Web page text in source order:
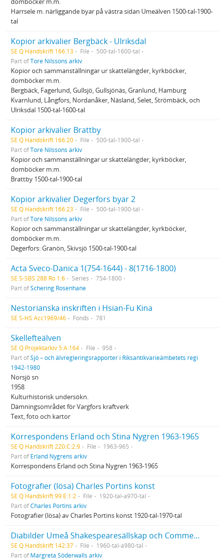
Harrsele m. närliggande byar på västra sidan Umeälven 1500-tal-1900-
tal
Kopior arkivalier Bergbäck - Ulriksdal
SE Q Handskrift 166:13 File
500-tal-1600-tal
Part ofTore Nilssons arkiv
Kopior och sammanställningar ur skattelängder, kyrkböcker,
domböcker m.m.
Bergbäck, Fagerlund, Gullsjö, Gullsjönäs, Granlund, Hamburg
Kvarnlund, Långfors, Nordanåker, Näsland, Selet, Strömbäck, och
Ulriksdal 1500-tal-1600-tal
Kopior arkivalier Brattby
SE Q Handskrift 166:20 File
500-tal-1900-tal
Part ofTore Nilssons arkiv
Kopior och sammanställningar ur skattelängder, kyrkböcker,
domböcker m.m.
Brattby 1500-tal-1900-tal
Kopior arkivalier Degerfors byar 2
SE Q Handskrift 166:23 File
500-tal-1900-tal
Part ofTore Nilssons arkiv
Kopior och sammanställningar ur skattelängder, kyrkböcker,
domböcker m.m.
Degerfors: Granön, Skivsjö 1500-tal-1900-tal
Acta Sveco-Danica 1(754-1644) - 8(1716-1800)
SE S-SBS 288 Ro 1:6 Series
754-1800
Part ofSchering Rosenhane
Nestorianska inskriften i Hsian-Fu Kina
SE S-HS Acc1969/46 Fonds 781
Skellefteälven
SE Q Projektarkiv 5:A:164 File
958
Part ofSjö – och älvregleringsrapporter i Riksantikvarieämbetets regi
1942-1980
Norsjö sn
1958
Kulturhistorisk undersökn.
Dämningsområdet för Vargfors kraftverk
Text, foto och kartor
Korrespondens Erland och Stina Nygren 1963-1965
SE Q Handskrift 220:C:2:9 File
1963-965
Part ofErland Nygrens arkiv
Korrespondens Erland och Stina Nygren 1963-1965
Fotografier (lösa) Charles Portins konst
SE Q Handskrift 99:E:1:2 File
1920-tal-a970-tal
Part ofCharles Portins arkiv
Fotografier (lösa) av Charles Portins konst 1920-tal-1970-tal
Diabilder Umeå Shakespearesällskap och Commediagruppen
SE Q Handskrift 142:37 File
1960-tal-a980-tal
Part ofMargreta Söderwalls arkiv